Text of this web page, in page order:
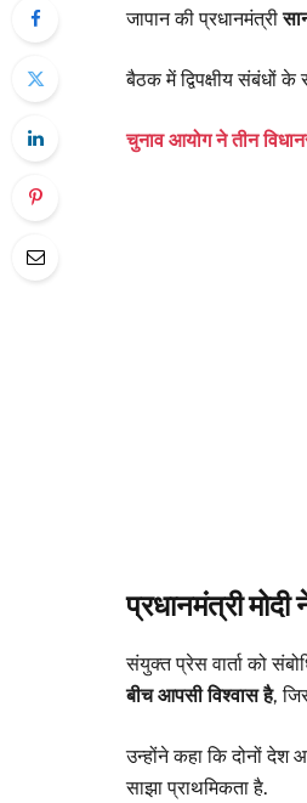
जापान की प्रधानमंत्री
बैठक में द्विपक्षीय संबंधों के
चुनाव आयोग ने तीन
प्रधानमंत्री मोदी
संयुक्त प्रेस वार्ता को
बीच आपसी विश्वास है,
उन्होंने कहा कि दोनों
साझा प्राथमिकता है.